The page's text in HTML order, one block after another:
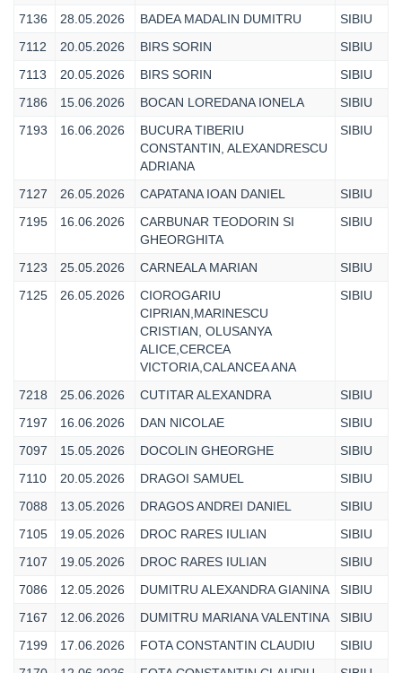
7136 28.05.2026 BADEA MADALIN DUMITRU
SIBIU
7112
20.05.2026 BIRS SORIN
SIBIU
7113
20.05.2026 BIRS SORIN
SIBIU
7186
15.06.2026 BOCAN LOREDANA IONELA
SIBIU
7193
16.06.2026
BUCURA TIBERIU
CONSTANTIN, ALEXANDRESCU
ADRIANA
SIBIU
7127 26.05.2026 CAPATANA IOAN DANIEL
SIBIU
7195
16.06.2026
CARBUNAR TEODORIN SI
GHEORGHITA
SIBIU
7123 25.05.2026 CARNEALA MARIAN
SIBIU
7125
26.05.2026
CIOROGARIU
CIPRIAN,MARINESCU
CRISTIAN, OLUSANYA
ALICE,CERCEA
VICTORIA,CALANCEA ANA
SIBIU
7218 25.06.2026 CUTITAR ALEXANDRA
SIBIU
7197
16.06.2026 DAN NICOLAE
SIBIU
7097
15.05.2026 DOCOLIN GHEORGHE
SIBIU
7110
20.05.2026 DRAGOI SAMUEL
SIBIU
7088
13.05.2026 DRAGOS ANDREI DANIEL
SIBIU
7105
19.05.2026 DROC RARES IULIAN
SIBIU
7107
19.05.2026 DROC RARES IULIAN
SIBIU
7086
12.05.2026 DUMITRU ALEXANDRA GIANINA
SIBIU
7167
12.06.2026 DUMITRU MARIANA VALENTINA
SIBIU
7199
17.06.2026 FOTA CONSTANTIN CLAUDIU
SIBIU